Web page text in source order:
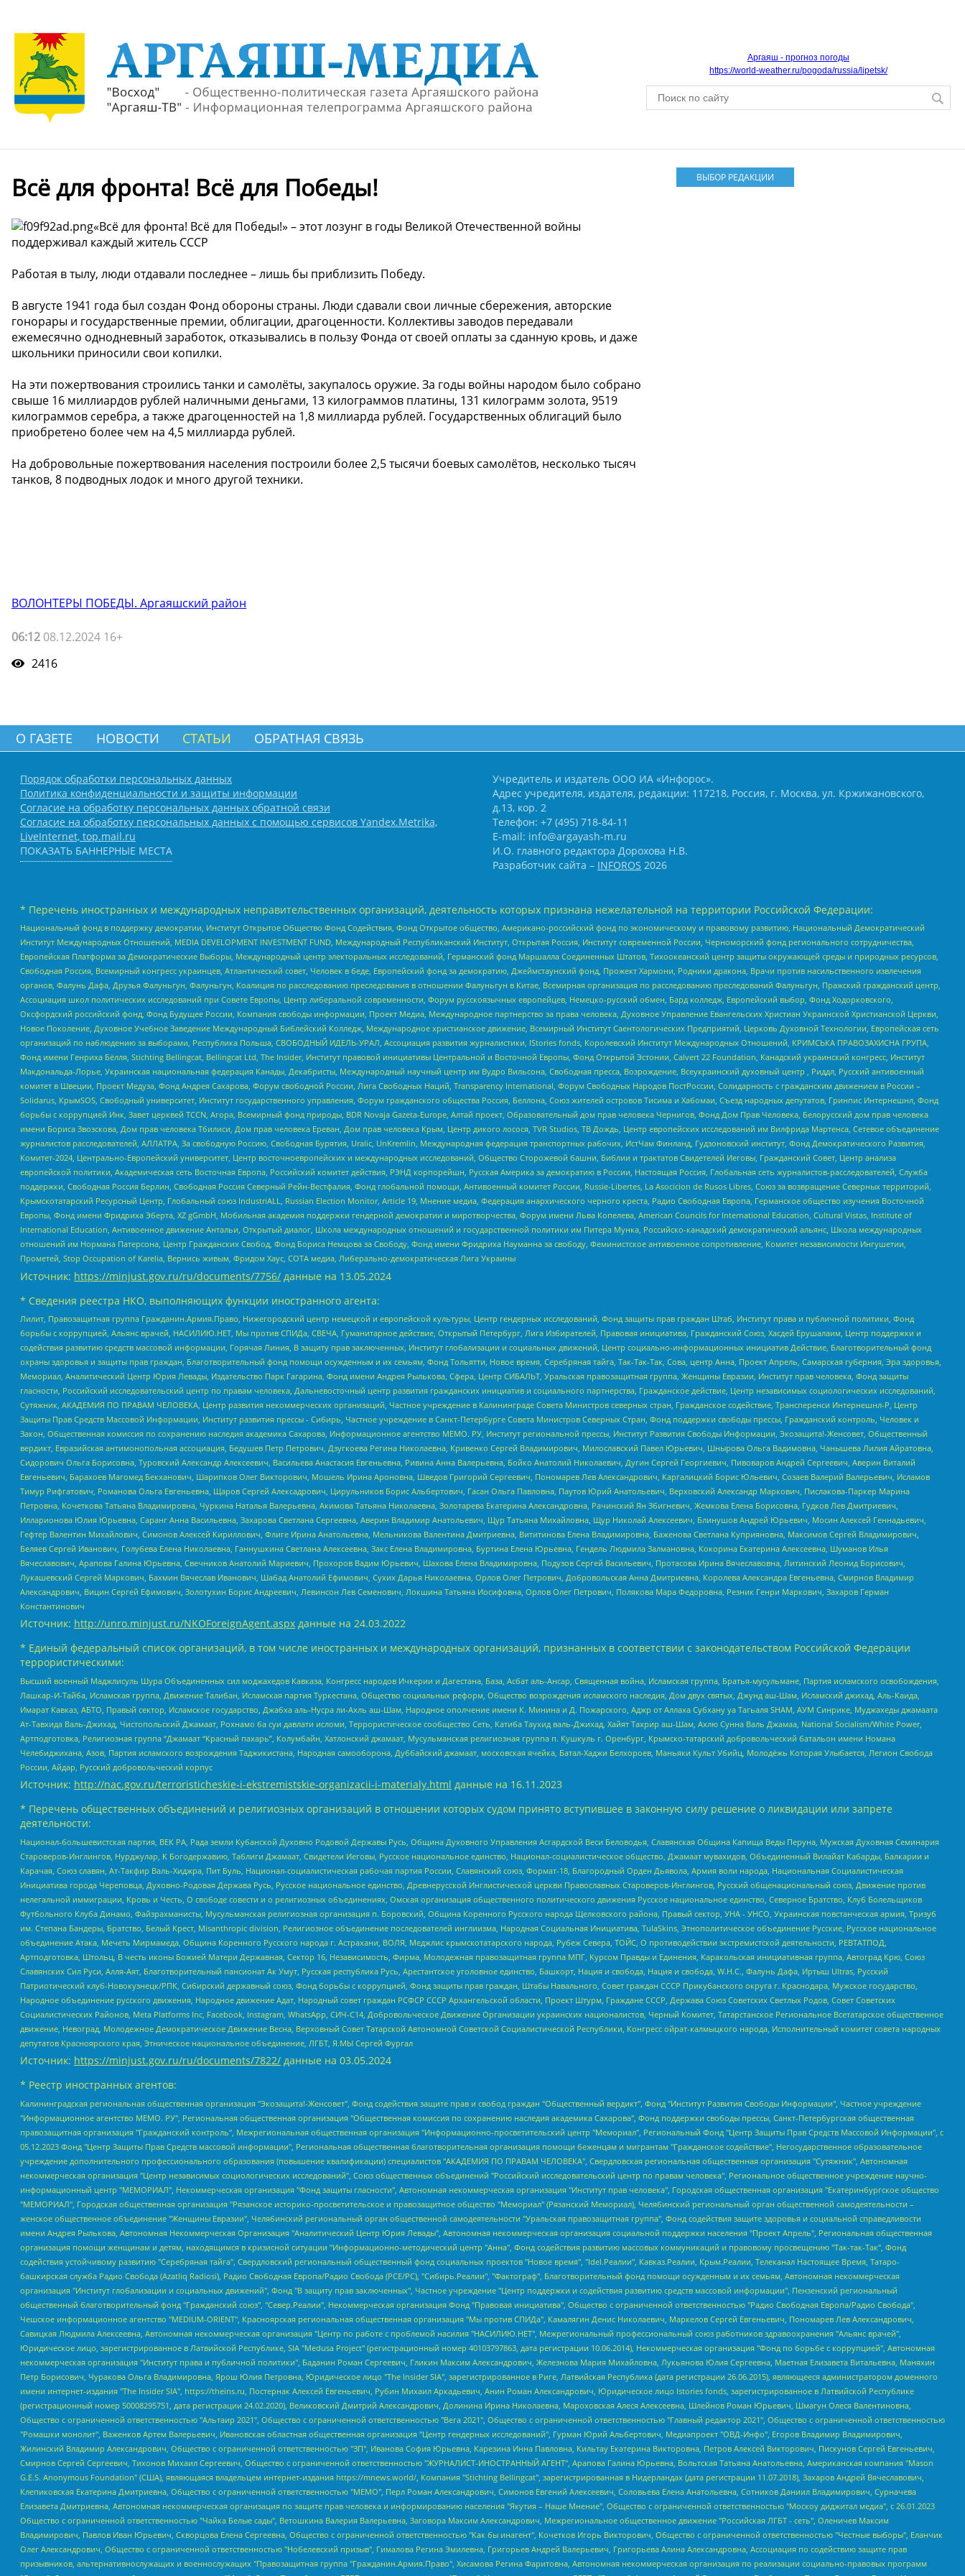
Аргаяш - прогноз погоды
https://world-weather.ru/pogoda/russia/lipetsk/
Всё для фронта! Всё для Победы!
«Всё для фронта! Всё для Победы!» – этот лозунг в годы Великой Отечественной войны
поддерживал каждый житель СССР
Работая в тылу, люди отдавали последнее – лишь бы приблизить Победу.
В августе 1941 года был создан Фонд обороны страны. Люди сдавали свои личные сбережения, авторские
гонорары и государственные премии, облигации, драгоценности. Коллективы заводов передавали
ежемесячно однодневный заработок, отказывались в пользу Фонда от своей оплаты за сданную кровь, и даже
школьники приносили свои копилки.
На эти пожертвования строились танки и самолёты, закупалось оружие. За годы войны народом было собрано
свыше 16 миллиардов рублей наличными деньгами, 13 килограммов платины, 131 килограмм золота, 9519
килограммов серебра, а также драгоценностей на 1,8 миллиарда рублей. Государственных облигаций было
приобретено более чем на 4,5 миллиарда рублей.
На добровольные пожертвования населения построили более 2,5 тысячи боевых самолётов, несколько тысяч
танков, 8 подводных лодок и много другой техники.
ВОЛОНТЕРЫ ПОБЕДЫ. Аргаяшский район
06:12 08.12.2024 16+
2416
ВЫБОР РЕДАКЦИИ
О ГАЗЕТЕ НОВОСТИ СТАТЬИ ОБРАТНАЯ СВЯЗЬ
Порядок обработки персональных данных
Политика конфиденциальности и защиты информации
Согласие на обработку персональных данных обратной связи
Согласие на обработку персональных данных с помощью сервисов Yandex.Metrika,
LiveInternet, top.mail.ru
ПОКАЗАТЬ БАННЕРНЫЕ МЕСТА
Учредитель и издатель ООО ИА «Инфорос».
Адрес учредителя, издателя, редакции: 117218, Россия, г. Москва, ул. Кржижановского,
д.13, кор. 2
Телефон: +7 (495) 718-84-11
E-mail: info@argayash-m.ru
И.О. главного редактора Дорохова Н.В.
Разработчик сайта – INFOROS 2026
* Перечень иностранных и международных неправительственных организаций, деятельность которых признана нежелательной на территории Российской Федерации:
Национальный фонд в поддержку демократии, Институт Открытое Общество Фонд Содействия, Фонд Открытое общество, Американо-российский фонд по экономическому и правовому развитию, Национальный Демократический
Институт Международных Отношений, MEDIA DEVELOPMENT INVESTMENT FUND, Международный Республиканский Институт, Открытая Россия, Институт современной России, Черноморский фонд регионального сотрудничества,
Европейская Платформа за Демократические Выборы, Международный центр электоральных исследований, Германский фонд Маршалла Соединенных Штатов, Тихоокеанский центр защиты окружающей среды и природных ресурсов,
Свободная Россия, Всемирный конгресс украинцев, Атлантический совет, Человек в беде, Европейский фонд за демократию, Джеймстаунский фонд, Прожект Хармони, Родники дракона, Врачи против насильственного извлечения
органов, Фалунь Дафа, Друзья Фалуньгун, Фалуньгун, Коалиция по расследованию преследования в отношении Фалуньгун в Китае, Всемирная организация по расследованию преследований Фалуньгун, Пражский гражданский центр,
Ассоциация школ политических исследований при Совете Европы, Центр либеральной современности, Форум русскоязычных европейцев, Немецко-русский обмен, Бард колледж, Европейский выбор, Фонд Ходорковского,
Оксфордский российский фонд, Фонд Будущее России, Компания свободы информации, Проект Медиа, Международное партнерство за права человека, Духовное Управление Евангельских Христиан Украинской Христианской Церкви,
Новое Поколение, Духовное Учебное Заведение Международный Библейский Колледж, Международное христианское движение, Всемирный Институт Саентологических Предприятий, Церковь Духовной Технологии, Европейская сеть
организаций по наблюдению за выборами, Республика Польша, СВОБОДНЫЙ ИДЕЛЬ-УРАЛ, Ассоциация развития журналистики, IStories fonds, Королевский Институт Международных Отношений, КРИМСЬКА ПРАВОЗАХИСНА ГРУПА,
Фонд имени Генриха Бёлля, Stichting Bellingcat, Bellingcat Ltd, The Insider, Институт правовой инициативы Центральной и Восточной Европы, Фонд Открытой Эстонии, Calvert 22 Foundation, Канадский украинский конгресс, Институт
Макдональда-Лорье, Украинская национальная федерация Канады, Декабристы, Международный научный центр им Вудро Вильсона, Свободная пресса, Возрождение, Всеукраинский духовный центр , Риддл, Русский антивоенный
комитет в Швеции, Проект Медуза, Фонд Андрея Сахарова, Форум свободной России, Лига Свободных Наций, Transparеncy International, Форум Свободных Народов ПостРоссии, Солидарность с гражданским движением в России –
Solidarus, КрымSOS, Свободный университет, Институт государственного управления, Форум гражданского общества Россия, Беллона, Союз жителей островов Тисима и Хабомаи, Съезд народных депутатов, Гринпис Интернешнл, Фонд
борьбы с коррупцией Инк, Завет церквей TCCN, Агора, Всемирный фонд природы, BDR Novaja Gazeta-Europe, Алтай проект, Образовательный дом прав человека Чернигов, Фонд Дом Прав Человека, Белорусский дом прав человека
имени Бориса Звозскова, Дом прав человека Тбилиси, Дом прав человека Ереван, Дом прав человека Крым, Центр дикого лосося, TVR Studios, ТВ Дождь, Центр европейских исследований им Вилфрида Мартенса, Сетевое объединение
журналистов расследователей, АЛЛАТРА, За свободную Россию, Свободная Бурятия, Uralic, UnKremlin, Международная федерация транспортных рабочих, ИстЧам Финланд, Гудзоновский институт, Фонд Демократического Развития,
Комитет-2024, Центрально-Европейский университет, Центр восточноевропейских и международных исследований, Общество Сторожевой башни, Библии и трактатов Свидетелей Иеговы, Гражданский Совет, Центр анализа
европейской политики, Академическая сеть Восточная Европа, Российский комитет действия, РЭНД корпорейшн, Русская Америка за демократию в России, Настоящая Россия, Глобальная сеть журналистов-расследователей, Служба
поддержки, Свободная Россия Берлин, Свободная Россия Северный Рейн-Вестфалия, Фонд глобальной помощи, Антивоенный комитет России, Russie-Libertes, La Asocicion de Rusos Libres, Союз за возвращение Северных территорий,
Крымскотатарский Ресурсный Центр, Глобальный союз IndustriALL, Russian Election Monitor, Article 19, Мнение медиа, Федерация анархического черного креста, Радио Свободная Европа, Германское общество изучения Восточной
Европы, Фонд имени Фридриха Эберта, XZ gGmbH, Мобильная академия поддержки гендерной демократии и миротворчества, Форум имени Льва Копелева, American Councils for International Education, Cultural Vistas, Institute of
International Education, Антивоенное движение Антальи, Открытый диалог, Школа международных отношений и государственной политики им Питера Мунка, Российско-канадский демократический альянс, Школа международных
отношений им Нормана Патерсона, Центр Гражданских Свобод, Фонд Бориса Немцова за Свободу, Фонд имени Фридриха Науманна за свободу, Феминистское антивоенное сопротивление, Комитет независимости Ингушетии,
Прометей, Stop Occupation of Karelia, Вернись живым, Фридом Хаус, СОТА медиа, Либерально-демократическая Лига Украины
Источник: https://minjust.gov.ru/ru/documents/7756/ данные на 13.05.2024
* Сведения реестра НКО, выполняющих функции иностранного агента:
Лилит, Правозащитная группа Гражданин.Армия.Право, Нижегородский центр немецкой и европейской культуры, Центр гендерных исследований, Фонд защиты прав граждан Штаб, Институт права и публичной политики, Фонд
борьбы с коррупцией, Альянс врачей, НАСИЛИЮ.НЕТ, Мы против СПИДа, СВЕЧА, Гуманитарное действие, Открытый Петербург, Лига Избирателей, Правовая инициатива, Гражданский Союз, Хасдей Ерушалаим, Центр поддержки и
содействия развитию средств массовой информации, Горячая Линия, В защиту прав заключенных, Институт глобализации и социальных движений, Центр социально-информационных инициатив Действие, Благотворительный фонд
охраны здоровья и защиты прав граждан, Благотворительный фонд помощи осужденным и их семьям, Фонд Тольятти, Новое время, Серебряная тайга, Так-Так-Так, Сова, центр Анна, Проект Апрель, Самарская губерния, Эра здоровья,
Мемориал, Аналитический Центр Юрия Левады, Издательство Парк Гагарина, Фонд имени Андрея Рылькова, Сфера, Центр СИБАЛЬТ, Уральская правозащитная группа, Женщины Евразии, Институт прав человека, Фонд защиты
гласности, Российский исследовательский центр по правам человека, Дальневосточный центр развития гражданских инициатив и социального партнерства, Гражданское действие, Центр независимых социологических исследований,
Сутяжник, АКАДЕМИЯ ПО ПРАВАМ ЧЕЛОВЕКА, Центр развития некоммерческих организаций, Частное учреждение в Калининграде Совета Министров северных стран, Гражданское содействие, Трансперенси Интернешнл-Р, Центр
Защиты Прав Средств Массовой Информации, Институт развития прессы - Сибирь, Частное учреждение в Санкт-Петербурге Совета Министров Северных Стран, Фонд поддержки свободы прессы, Гражданский контроль, Человек и
Закон, Общественная комиссия по сохранению наследия академика Сахарова, Информационное агентство МЕМО. РУ, Институт региональной прессы, Институт Развития Свободы Информации, Экозащита!-Женсовет, Общественный
вердикт, Евразийская антимонопольная ассоциация, Бедушев Петр Петрович, Дзугкоева Регина Николаевна, Кривенко Сергей Владимирович, Милославский Павел Юрьевич, Шнырова Ольга Вадимовна, Чанышева Лилия Айратовна,
Сидорович Ольга Борисовна, Туровский Александр Алексеевич, Васильева Анастасия Евгеньевна, Ривина Анна Валерьевна, Бойко Анатолий Николаевич, Дугин Сергей Георгиевич, Пивоваров Андрей Сергеевич, Аверин Виталий
Евгеньевич, Барахоев Магомед Бекханович, Шарипков Олег Викторович, Мошель Ирина Ароновна, Шведов Григорий Сергеевич, Пономарев Лев Александрович, Каргалицкий Борис Юльевич, Созаев Валерий Валерьевич, Исламов
Тимур Рифгатович, Романова Ольга Евгеньевна, Щаров Сергей Алексадрович, Цирульников Борис Альбертович, Гасан Ольга Павловна, Паутов Юрий Анатольевич, Верховский Александр Маркович, Пислакова-Паркер Марина
Петровна, Кочеткова Татьяна Владимировна, Чуркина Наталья Валерьевна, Акимова Татьяна Николаевна, Золотарева Екатерина Александровна, Рачинский Ян Збигневич, Жемкова Елена Борисовна, Гудков Лев Дмитриевич,
Илларионова Юлия Юрьевна, Саранг Анна Васильевна, Захарова Светлана Сергеевна, Аверин Владимир Анатольевич, Щур Татьяна Михайловна, Щур Николай Алексеевич, Блинушов Андрей Юрьевич, Мосин Алексей Геннадьевич,
Гефтер Валентин Михайлович, Симонов Алексей Кириллович, Флиге Ирина Анатольевна, Мельникова Валентина Дмитриевна, Вититинова Елена Владимировна, Баженова Светлана Куприяновна, Максимов Сергей Владимирович,
Беляев Сергей Иванович, Голубева Елена Николаевна, Ганнушкина Светлана Алексеевна, Закс Елена Владимировна, Буртина Елена Юрьевна, Гендель Людмила Залмановна, Кокорина Екатерина Алексеевна, Шуманов Илья
Вячеславович, Арапова Галина Юрьевна, Свечников Анатолий Мариевич, Прохоров Вадим Юрьевич, Шахова Елена Владимировна, Подузов Сергей Васильевич, Протасова Ирина Вячеславовна, Литинский Леонид Борисович,
Лукашевский Сергей Маркович, Бахмин Вячеслав Иванович, Шабад Анатолий Ефимович, Сухих Дарья Николаевна, Орлов Олег Петрович, Добровольская Анна Дмитриевна, Королева Александра Евгеньевна, Смирнов Владимир
Александрович, Вицин Сергей Ефимович, Золотухин Борис Андреевич, Левинсон Лев Семенович, Локшина Татьяна Иосифовна, Орлов Олег Петрович, Полякова Мара Федоровна, Резник Генри Маркович, Захаров Герман
Константинович
Источник: http://unro.minjust.ru/NKOForeignAgent.aspx данные на 24.03.2022
* Единый федеральный список организаций, в том числе иностранных и международных организаций, признанных в соответствии с законодательством Российской Федерации
террористическими:
Высший военный Маджлисуль Шура Объединенных сил моджахедов Кавказа, Конгресс народов Ичкерии и Дагестана, База, Асбат аль-Ансар, Священная война, Исламская группа, Братья-мусульмане, Партия исламского освобождения,
Лашкар-И-Тайба, Исламская группа, Движение Талибан, Исламская партия Туркестана, Общество социальных реформ, Общество возрождения исламского наследия, Дом двух святых, Джунд аш-Шам, Исламский джихад, Аль-Каида,
Имарат Кавказ, АБТО, Правый сектор, Исламское государство, Джабха аль-Нусра ли-Ахль аш-Шам, Народное ополчение имени К. Минина и Д. Пожарского, Аджр от Аллаха Субхану уа Тагьаля SHAM, АУМ Синрике, Муджахеды джамаата
Ат-Тавхида Валь-Джихад, Чистопольский Джамаат, Рохнамо ба суи давлати исломи, Террористическое сообщество Сеть, Катиба Таухид валь-Джихад, Хайят Тахрир аш-Шам, Ахлю Сунна Валь Джамаа, National Socialism/White Power,
Артподготовка, Религиозная группа “Джамаат “Красный пахарь”, Колумбайн, Хатлонский джамаат, Мусульманская религиозная группа п. Кушкуль г. Оренбург, Крымско-татарский добровольческий батальон имени Номана
Челебиджихана, Азов, Партия исламского возрождения Таджикистана, Народная самооборона, Дуббайский джамаат, московская ячейка, Батал-Хаджи Белхороев, Маньяки Культ Убийц, Молодёжь Которая Улыбается, Легион Свобода
России, Айдар, Русский добровольческий корпус
Источник: http://nac.gov.ru/terroristicheskie-i-ekstremistskie-organizacii-i-materialy.html данные на 16.11.2023
* Перечень общественных объединений и религиозных организаций в отношении которых судом принято вступившее в законную силу решение о ликвидации или запрете
деятельности:
Национал-большевистская партия, ВЕК РА, Рада земли Кубанской Духовно Родовой Державы Русь, Община Духовного Управления Асгардской Веси Беловодья, Славянская Община Капища Веды Перуна, Мужская Духовная Семинария
Староверов-Инглингов, Нурджулар, К Богодержавию, Таблиги Джамаат, Свидетели Иеговы, Русское национальное единство, Национал-социалистическое общество, Джамаат мувахидов, Объединенный Вилайат Кабарды, Балкарии и
Карачая, Союз славян, Ат-Такфир Валь-Хиджра, Пит Буль, Национал-социалистическая рабочая партия России, Славянский союз, Формат-18, Благородный Орден Дьявола, Армия воли народа, Национальная Социалистическая
Инициатива города Череповца, Духовно-Родовая Держава Русь, Русское национальное единство, Древнерусской Инглистической церкви Православных Староверов-Инглингов, Русский общенациональный союз, Движение против
нелегальной иммиграции, Кровь и Честь, О свободе совести и о религиозных объединениях, Омская организация общественного политического движения Русское национальное единство, Северное Братство, Клуб Болельщиков
Футбольного Клуба Динамо, Файзрахманисты, Мусульманская религиозная организация п. Боровский, Община Коренного Русского народа Щелковского района, Правый сектор, УНА - УНСО, Украинская повстанческая армия, Тризуб
им. Степана Бандеры, Братство, Белый Крест, Misanthropic division, Религиозное объединение последователей инглиизма, Народная Социальная Инициатива, TulaSkins, Этнополитическое объединение Русские, Русское национальное
объединение Атака, Мечеть Мирмамеда, Община Коренного Русского народа г. Астрахани, ВОЛЯ, Меджлис крымскотатарского народа, Рубеж Севера, ТОЙС, О противодействии экстремистской деятельности, РЕВТАТПОД,
Артподготовка, Штольц, В честь иконы Божией Матери Державная, Сектор 16, Независимость, Фирма, Молодежная правозащитная группа МПГ, Курсом Правды и Единения, Каракольская инициативная группа, Автоград Крю, Союз
Славянских Сил Руси, Алля-Аят, Благотворительный пансионат Ак Умут, Русская республика Русь, Арестантское уголовное единство, Башкорт, Нация и свобода, Нация и свобода, W.H.С., Фалунь Дафа, Иртыш Ultras, Русский
Патриотический клуб-Новокузнецк/РПК, Сибирский державный союз, Фонд борьбы с коррупцией, Фонд защиты прав граждан, Штабы Навального, Совет граждан СССР Прикубанского округа г. Краснодара, Мужское государство,
Народное объединение русского движения, Народное движение Адат, Народный совет граждан РСФСР СССР Архангельской области, Проект Штурм, Граждане СССР, Держава Союз Советских Светлых Родов, Совет Советских
Социалистических Районов, Meta Platforms Inc, Facebook, Instagram, WhatsApp, СИЧ-С14, Добровольческое Движение Организации украинских националистов, Черный Комитет, Татарстанское Региональное Всетатарское общественное
движение, Невоград, Молодежное Демократическое Движение Весна, Верховный Совет Татарской Автономной Советской Социалистической Республики, Конгресс ойрат-калмыцкого народа, Исполнительный комитет совета народных
депутатов Красноярского края, Этническое национальное объединение, ЛГБТ, Я.МЫ Сергей Фургал
Источник: https://minjust.gov.ru/ru/documents/7822/ данные на 03.05.2024
* Реестр иностранных агентов:
Калининградская региональная общественная организация "Экозащита!-Женсовет", Фонд содействия защите прав и свобод граждан "Общественный вердикт", Фонд "Институт Развития Свободы Информации", Частное учреждение "Информационное агентство МЕМО. РУ", Региональная общественная организация "Общественная комиссия по сохранению наследия академика Сахарова", Фонд поддержки свободы прессы, Санкт-Петербургская общественная правозащитная организация "Гражданский контроль", Межрегиональная общественная организация "Информационно-просветительский центр "Мемориал", Региональный Фонд "Центр Защиты Прав Средств Массовой Информации", с 05.12.2023 Фонд "Центр Защиты Прав Средств массовой информации", Региональная общественная благотворительная организация помощи беженцам и мигрантам "Гражданское содействие", Негосударственное образовательное учреждение дополнительного профессионального образования (повышение квалификации) специалистов "АКАДЕМИЯ ПО ПРАВАМ ЧЕЛОВЕКА", Свердловская региональная общественная организация "Сутяжник", Автономная некоммерческая организация "Центр независимых социологических исследований", Союз общественных объединений "Российский исследовательский центр по правам человека", Региональное общественное учреждение научно-информационный центр "МЕМОРИАЛ", Некоммерческая организация "Фонд защиты гласности", Автономная некоммерческая организация "Институт прав человека", Городская общественная организация "Екатеринбургское общество "МЕМОРИАЛ", Городская общественная организация "Рязанское историко-просветительское и правозащитное общество "Мемориал" (Рязанский Мемориал), Челябинский региональный орган общественной самодеятельности – женское общественное объединение "Женщины Евразии", Челябинский региональный орган общественной самодеятельности "Уральская правозащитная группа", Фонд содействия защите здоровья и социальной справедливости имени Андрея Рылькова, Автономная Некоммерческая Организация "Аналитический Центр Юрия Левады", Автономная некоммерческая организация социальной поддержки населения "Проект Апрель", Региональная общественная организация помощи женщинам и детям, находящимся в кризисной ситуации "Информационно-методический центр "Анна", Фонд содействия развитию массовых коммуникаций и правовому просвещению "Так-так-Так", Фонд содействия устойчивому развитию "Серебряная тайга", Свердловский региональный общественный фонд социальных проектов "Новое время", "Idel.Реалии", Кавказ.Реалии, Крым.Реалии, Телеканал Настоящее Время, Татаро-башкирская служба Радио Свобода (Azatliq Radiosi), Радио Свободная Европа/Радио Свобода (PCE/PC), "Сибирь.Реалии", "Фактограф", Благотворительный фонд помощи осужденным и их семьям, Автономная некоммерческая организация "Институт глобализации и социальных движений", Фонд "В защиту прав заключенных", Частное учреждение "Центр поддержки и содействия развитию средств массовой информации", Пензенский региональный общественный благотворительный фонд "Гражданский союз", "Север.Реалии", Некоммерческая организация Фонд "Правовая инициатива", Общество с ограниченной ответственностью "Радио Свободная Европа/Радио Свобода", Чешское информационное агентство "MEDIUM-ORIENT", Красноярская региональная общественная организация "Мы против СПИДа", Камалягин Денис Николаевич, Маркелов Сергей Евгеньевич, Пономарев Лев Александрович, Савицкая Людмила Алексеевна, Автономная некоммерческая организация "Центр по работе с проблемой насилия "НАСИЛИЮ.НЕТ", Межрегиональный профессиональный союз работников здравоохранения "Альянс врачей", Юридическое лицо, зарегистрированное в Латвийской Республике, SIA "Medusa Project" (регистрационный номер 40103797863, дата регистрации 10.06.2014), Некоммерческая организация "Фонд по борьбе с коррупцией", Автономная некоммерческая организация "Институт права и публичной политики", Баданин Роман Сергеевич, Гликин Максим Александрович, Железнова Мария Михайловна, Лукьянова Юлия Сергеевна, Маетная Елизавета Витальевна, Маняхин Петр Борисович, Чуракова Ольга Владимировна, Ярош Юлия Петровна, Юридическое лицо "The Insider SIA", зарегистрированное в Риге, Латвийская Республика (дата регистрации 26.06.2015), являющееся администратором доменного имени интернет-издания "The Insider SIA", https://theins.ru, Постернак Алексей Евгеньевич, Рубин Михаил Аркадьевич, Анин Роман Александрович, Юридическое лицо Istories fonds, зарегистрированное в Латвийской Республике (регистрационный номер 50008295751, дата регистрации 24.02.2020), Великовский Дмитрий Александрович, Долинина Ирина Николаевна, Мароховская Алеся Алексеевна, Шлейнов Роман Юрьевич, Шмагун Олеся Валентиновна, Общество с ограниченной ответственностью "Альтаир 2021", Общество с ограниченной ответственностью "Вега 2021", Общество с ограниченной ответственностью "Главный редактор 2021", Общество с ограниченной ответственностью "Ромашки монолит", Важенков Артем Валерьевич, Ивановская областная общественная организация "Центр гендерных исследований", Гурман Юрий Альбертович, Медиапроект "ОВД-Инфо", Егоров Владимир Владимирович, Жилинский Владимир Александрович, Общество с ограниченной ответственностью "ЗП", Иванова София Юрьевна, Карезина Инна Павловна, Кильтау Екатерина Викторовна, Петров Алексей Викторович, Пискунов Сергей Евгеньевич, Смирнов Сергей Сергеевич, Тихонов Михаил Сергеевич, Общество с ограниченной ответственностью "ЖУРНАЛИСТ-ИНОСТРАННЫЙ АГЕНТ", Арапова Галина Юрьевна, Вольтская Татьяна Анатольевна, Американская компания "Mason G.E.S. Anonymous Foundation" (США), являющаяся владельцем интернет-издания https://mnews.world/, Компания "Stichting Bellingcat", зарегистрированная в Нидерландах (дата регистрации 11.07.2018), Захаров Андрей Вячеславович, Клепиковская Екатерина Дмитриевна, Общество с ограниченной ответственностью "МЕМО", Перл Роман Александрович, Симонов Евгений Алексеевич, Соловьева Елена Анатольевна, Сотников Даниил Владимирович, Сурначева Елизавета Дмитриевна, Автономная некоммерческая организация по защите прав человека и информированию населения "Якутия – Наше Мнение", Общество с ограниченной ответственностью "Москоу диджитал медиа", с 26.01.2023 Общество с ограниченной ответственностью "Чайка Белые сады", Ветошкина Валерия Валерьевна, Заговора Максим Александрович, Межрегиональное общественное движение "Российская ЛГБТ - сеть", Оленичев Максим Владимирович, Павлов Иван Юрьевич, Скворцова Елена Сергеевна, Общество с ограниченной ответственностью "Как бы инагент", Кочетков Игорь Викторович, Общество с ограниченной ответственностью "Честные выборы", Еланчик Олег Александрович, Общество с ограниченной ответственностью "Нобелевский призыв", Гималова Регина Эмилевна, Григорьев Андрей Валерьевич, Григорьева Алина Александровна, Ассоциация по содействию защите прав призывников, альтернативнослужащих и военнослужащих "Правозащитная группа "Гражданин.Армия.Право", Хисамова Регина Фаритовна, Автономная некоммерческая организация по реализации социально-правовых программ "Лилит", Дальневосточное общественное движение "Маяк", Санкт-Петербургская ЛГБТ-инициативная группа "Выход", Инициативная группа ЛГБТ+ "Реверс", Алексеев Андрей Викторович, Бекбулатова Таисия Львовна, Беляев Иван Михайлович, Владыкина Елена Сергеевна, Гельман Марат Александрович, Никульшина Вероника Юрьевна, Толоконникова Надежда Андреевна, Шендерович Виктор Анатольевич, Общество с ограниченной ответственностью "Данное сообщение", Общество с ограниченной ответственностью Издательский дом "Новая глава", Айнбиндер Александра Александровна, Московский комьюнити-центр для ЛГБТ+инициатив, Благотворительный фонд развития филантропии, Deutsche Welle (Германия, Kurt-Schumacher-Strasse 3, 53113 Bonn), Борзунова Мария Михайловна, Воробьев Виктор Викторович, Голубева Анна Львовна, Константинова Алла Михайловна, Малкова Ирина Владимировна, Мурадов Мурад Абдулгалимович, Осетинская Елизавета Николаевна, Понасенков Евгений Николаевич, Ганапольский Матвей Юрьевич, Киселев Евгений Алексеевич, Борухович Ирина Григорьевна, Дремин Иван Тимофеевич, Дубровский Дмитрий Викторович, Красноярская региональная общественная организация поддержки и развития альтернативных образовательных технологий и межкультурных коммуникаций "ИНТЕРРА", Маяковская Екатерина Алексеевна, Фейгин Марк Захарович, Филимонов Андрей Викторович, Дзугкоева Регина Николаевна, Доброхотов Роман Александрович, Дудь Юрий Александрович, Елкин Сергей Владимирович, Кругликов Кирилл Игоревич, Сабунаева Мария Леонидовна, Семенов Алексей Владимирович, Шаинян Карен Багратович, Шульман Екатерина Михайловна, Асафьев Артур Валерьевич, Вахштайн Виктор Семенович, Венедиктов Алексей Алексеевич, Лушникова Екатерина Евгеньевна, Волков Леонид Михайлович, Невзоров Александр Глебович, Пархоменко Сергей Борисович, Сироткин Ярослав Николаевич, Кара-Мурза Владимир Владимирович, Баранова Наталья Владимировна, Гозман Леонид Яковлевич, Кагарлицкий Борис Юльевич, Климарев Михаил Валерьевич, Милов Владимир Станиславович, Автономная некоммерческая организация Краснодарский центр современного искусства "Типография", Моргенштерн Алишер Тагирович, Соболь Любовь Эдуардовна, Общество с ограниченной ответственностью "ЛИЗА НОРМ", Каспаров Гарри Кимович, Ходорковский Михаил Борисович, Общество с ограниченной ответственностью "Апрельские тезисы", Данилович Ирина Брониславовна, Кашин Олег Владимирович, Петров Николай Владимирович, Пивоваров Алексей Владимирович, Соколов Михаил Владимирович, Цветкова Юлия Владимировна, Чичваркин Евгений Александрович, Комитет против пыток/Команда против пыток, Общество с ограниченной ответственностью "Первый научный", Общество с ограниченной ответственностью "Вертолет и ко", Белоцерковская Вероника Борисовна, Кац Максим Евгеньевич, Лазарева Татьяна Юрьевна, Шаведдинов Руслан Табризович, Яшин Илья Валерьевич, Общество с ограниченной ответственностью "Иноагент ААВ", Алешковский Дмитрий Петрович, Альбац Евгения Марковна, Быков Дмитрий Львович, Галямина Юлия Евгеньевна, Лойко Сергей Леонидович, Мартынов Кирилл Константинович, Медведев Сергей Александрович, Крашенинников Федор Геннадиевич, Гордеева Катерина Вл